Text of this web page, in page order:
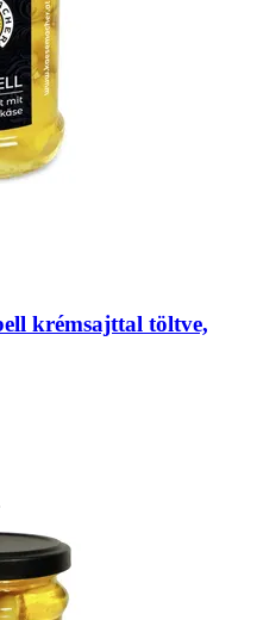
krémsajttal töltve,